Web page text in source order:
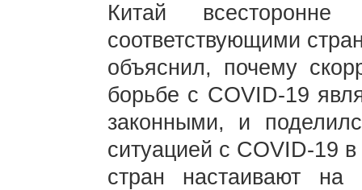
Китай
соответствующими
объяснил, почему
борьбе с COVID-19
законными, и
ситуацией с COVID-19
стран настаивают на